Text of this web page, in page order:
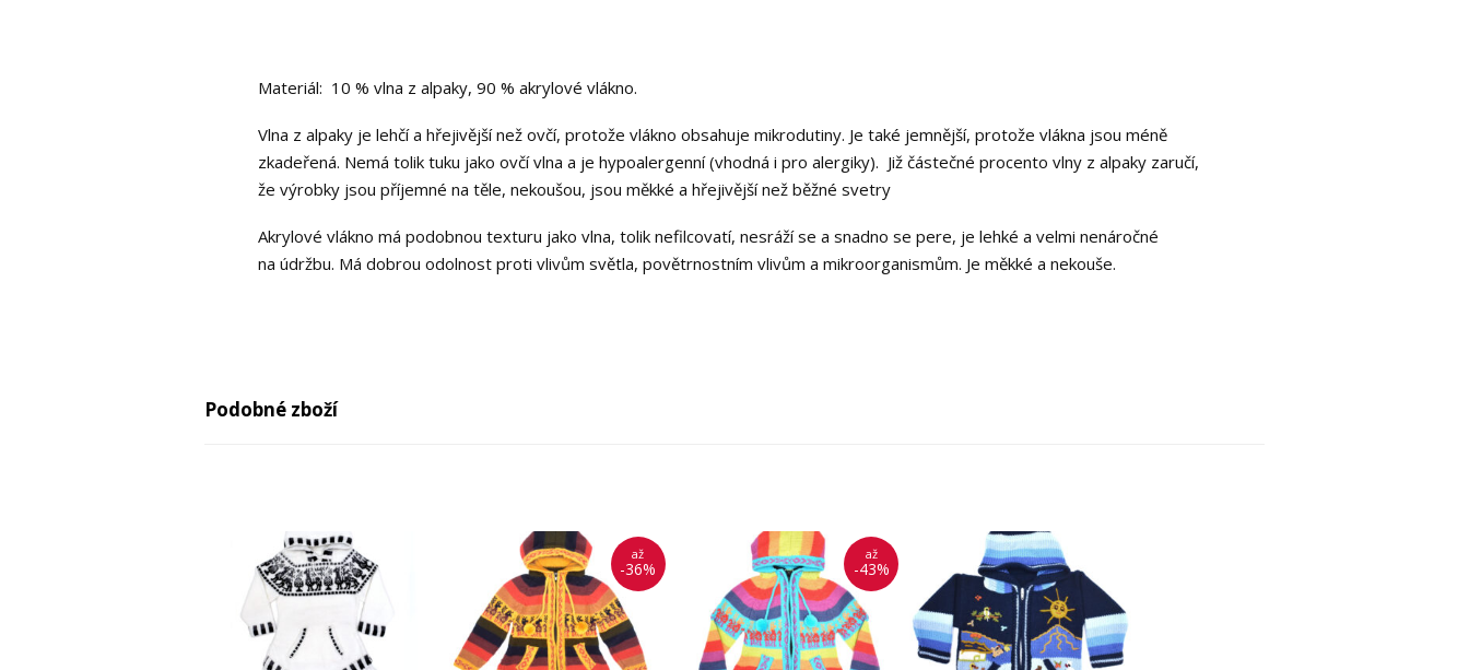
Materiál: 10 % vlna z alpaky, 90 % akrylové vlákno.
Vlna z alpaky je lehčí a hřejivější než ovčí, protože vlákno obsahuje mikrodutiny. Je také jemnější, protože vlákna jsou méně
zkadeřená. Nemá tolik tuku jako ovčí vlna a je hypoalergenní (vhodná i pro alergiky). Již částečné procento vlny z alpaky zaručí,
že výrobky jsou příjemné na těle, nekoušou, jsou měkké a hřejivější než běžné svetry
Akrylové vlákno má podobnou texturu jako vlna, tolik nefilcovatí, nesráží se a snadno se pere, je lehké a velmi nenáročné
na údržbu. Má dobrou odolnost proti vlivům světla, povětrnostním vlivům a mikroorganismům. Je měkké a nekouše.
Podobné zboží
až
-36%
až
-43%